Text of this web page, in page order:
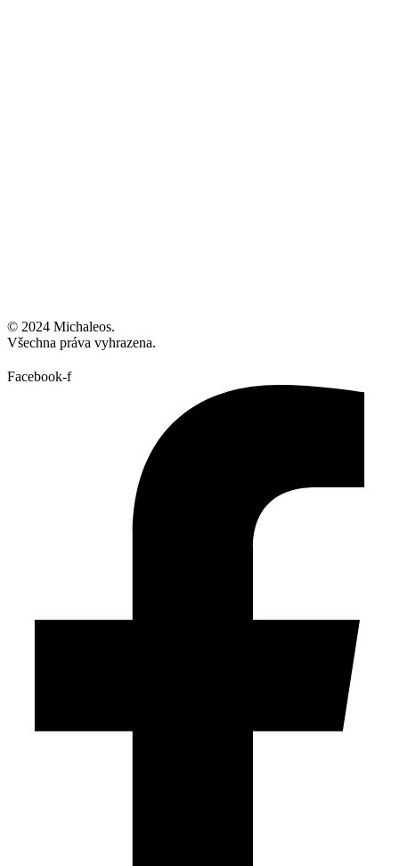
© 2024 Michaleos.
Všechna práva vyhrazena.
Facebook-f